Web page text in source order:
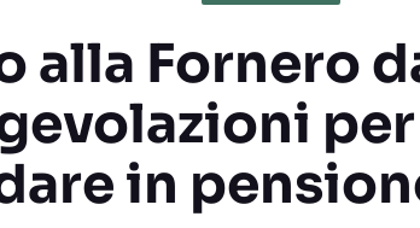
alla Fornero
in